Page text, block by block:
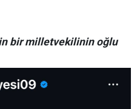
bir milletvekilinin oğlu